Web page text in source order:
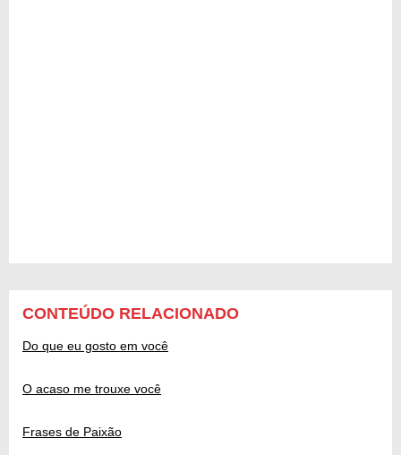
CONTEÚDO RELACIONADO
Do que eu gosto em você
O acaso me trouxe você
Frases de Paixão